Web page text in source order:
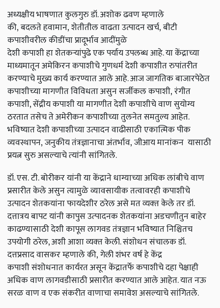
अध्यक्षीयभाषणातकुलगुरु डॉ. अशोक ढवण म्हणाले
की,बदलतेहवामान,शेतीतीलवाढताउत्पादन खर्च,बीटी
कपाशीवरील कीडींचा प्रादूर्भावआदींमुळे
देशीकपाशीहाशेतकऱ्यांपुढेएक पर्याय उपलब्ध आहे. या केंद्राच्या
माध्यमातून अमेकिरन कपाशीचेगुणधर्म देशीकपाशीतरुपांतरीत
करण्याचे मुख्यकार्यकरण्यात आले आहे. आज जागतिक बाजारपेठेत
कपाशीच्‍या मागणीतविविधता असुनसर्जीकल कपाशी,रंगीत
कपाशी, सेंद्रीय कपाशीया मागणीत देशीकपाशीचेवाण सुयोग्य
ठरतात तसेच ते अमेरीकन कपाशीच्या तुलनेत समतुल्य आहेत.
भविष्यात देशीकपाशीच्या उत्पादन वाढीसाठी एकात्मिक पीक
व्यवस्थापन,जनुकीय तंत्रज्ञानाचा अंतर्भाव,जीआय मानांकन यासाठी
प्रयत्न सुरुअसल्‍याचे त्‍यांनी सांगितले.
डॉ. एस.टी. बोरीकरयांनीया केंद्राने धाग्याच्या अधिक लांबीचे वाण
प्रसारीत केलेअसुनत्यामुळे व्यावसायीक तत्वावरही कपाशीचे
उत्पादनशेतकयांना फायदेशीरठरेलअसे मत व्‍यक्‍त केले तरडॉ.
दत्तात्रय बापटयांनीकापुस उत्‍पादनक शेतकयांना अडचणीतुन बाहेर
काढण्यासाठी देशीकापूस लागवड तंत्रज्ञान भविष्यात निश्चितच
उपयोगी ठरेल, अशी आशा व्‍यक्‍त केली. संशोधनसंचालक डॉ.
दत्तप्रसाद वासकर म्हणाले की,गेलीशंभरवर्ष हे केंद्र
कपाशीसंशोधनात कार्यरत असून केंद्रातर्फे कपाशीचेदहापेक्षाही
अधिक वाण लागवडीसाठी प्रसारीत करण्यात आले आहेत. यातनऊ
सरळ वाण व एक संकरीत वाणाचा समावेश असल्‍याचे सांगितले.